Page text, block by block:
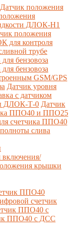
Датчик положения
ДЛОК-Н1
положения
для контроля
трубе
бензовоза
бензовоза
GSM/GPS
Датчик уровня
с датчиком
ДЛОК-Т-0 Датчик
ППО40 и ППО25
счетчика ППО40
слива
крышки
ППО40
счетчик
ППО40 с
ППО40 с ДСС